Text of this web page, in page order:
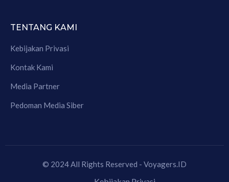
TENTANG KAMI
Kebijakan Privasi
Kontak Kami
Media Partner
Pedoman Media Siber
© 2024 All Rights Reserved - Voyagers.ID